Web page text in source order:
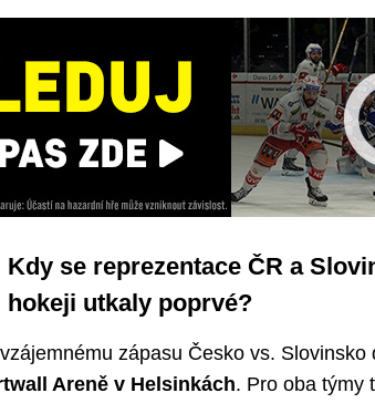
se reprezentace ČR a
hokeji utkaly poprvé?
zápasu Česko vs. Slovinsko
Areně v Helsinkách. Pro oba týmy